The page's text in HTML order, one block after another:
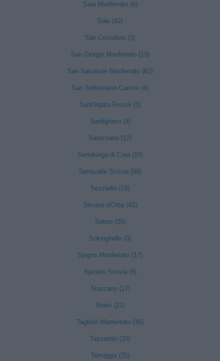
Sala Monferrato (6)
Sale (42)
San Cristoforo (3)
San Giorgio Monferrato (13)
San Salvatore Monferrato (62)
San Sebastiano Curone (4)
Sant'Agata Fossili (3)
Sardigliano (4)
Sarezzano (12)
Serralunga di Crea (15)
Serravalle Scrivia (95)
Sezzadio (19)
Silvano d'Orba (41)
Solero (25)
Solonghello (3)
Spigno Monferrato (17)
Spineto Scrivia (5)
Stazzano (17)
Strevi (21)
Tagliolo Monferrato (36)
Tassarolo (10)
Terruggia (25)